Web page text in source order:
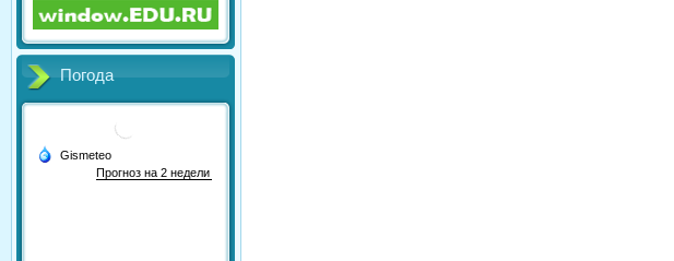
Погода